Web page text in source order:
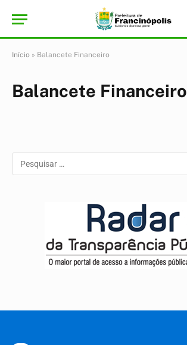
Início » Balancete Financeiro
Balancete Financeiro